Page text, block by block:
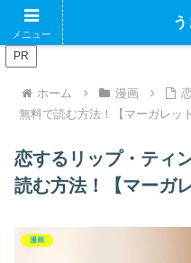
ブログで収益化で
PR
ホーム 漫画
無料で読む方法！【マーガレット
恋するリップ・ティ
読む方法！【マーガ
漫画
メニュー
う